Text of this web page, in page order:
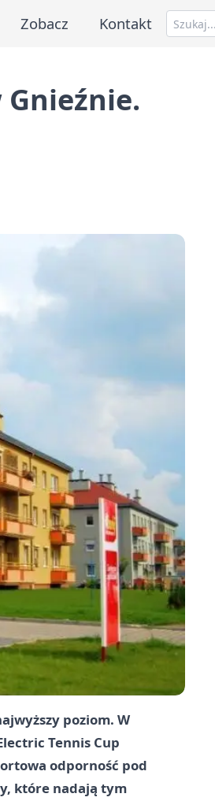
Zobacz Kontakt
poziom. W
Tennis Cup
odporność pod
które nadają tym